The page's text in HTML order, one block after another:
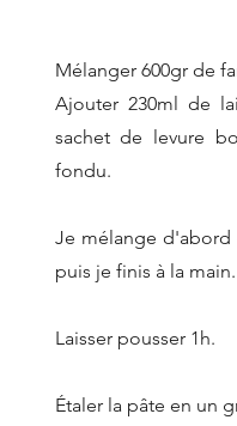
Mélanger 600gr de
Ajouter 230ml de
sachet de levure
fondu.
Je mélange d'abord
puis je finis à la main.
Laisser pousser 1h.
Étaler la pâte en un